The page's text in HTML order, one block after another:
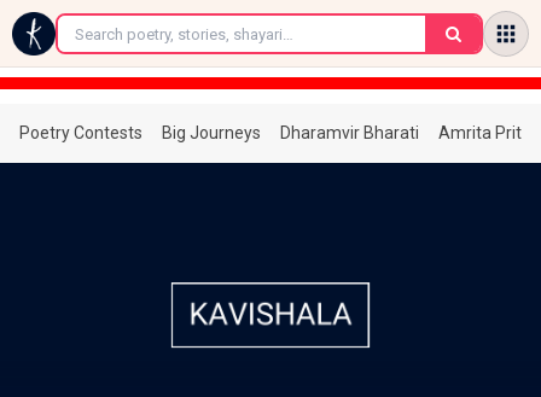
←
Poetry Contests Big Journeys Dharamvir Bharati Amrita